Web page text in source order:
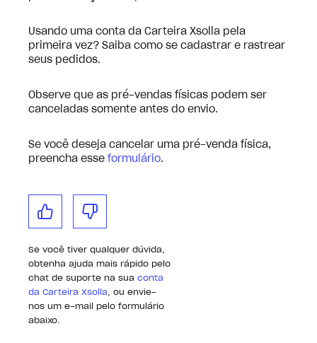
Usando uma conta da Carteira Xsolla pela
primeira vez? Saiba como se cadastrar e rastrear
seus pedidos.
Observe que as pré-vendas físicas podem ser
canceladas somente antes do envio.
Se você deseja cancelar uma pré-venda física,
preencha esse formulário.
Se você tiver qualquer dúvida,
obtenha ajuda mais rápido pelo
chat de suporte na sua conta
da Carteira Xsolla , ou envie-
nos um e-mail pelo formulário
abaixo.